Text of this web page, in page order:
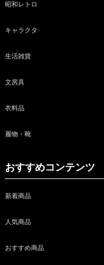
昭和レトロ
キャラクタ
生活雑貨
文房具
衣料品
履物・靴
おすすめコンテンツ
新着商品
人気商品
おすすめ商品